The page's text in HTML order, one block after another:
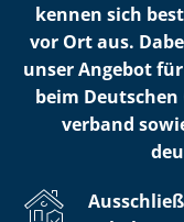
kennen sich
vor Ort aus.
unser Angebot
beim
ver­band